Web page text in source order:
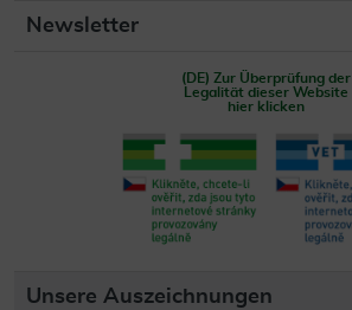
Newsletter
(DE) Zur Überprüfung der
Legalität dieser Website
hier klicken
Unsere Auszeichnungen